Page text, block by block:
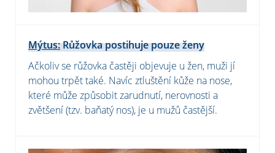
Mýtus:Růžovka postihuje pouze ženy
Ačkoliv se růžovka častěji objevuje u žen, muži jí
mohou trpět také. Navíc ztluštění kůže na nose,
které může způsobit zarudnutí, nerovnosti a
zvětšení (tzv. baňatý nos), je u mužů častější.